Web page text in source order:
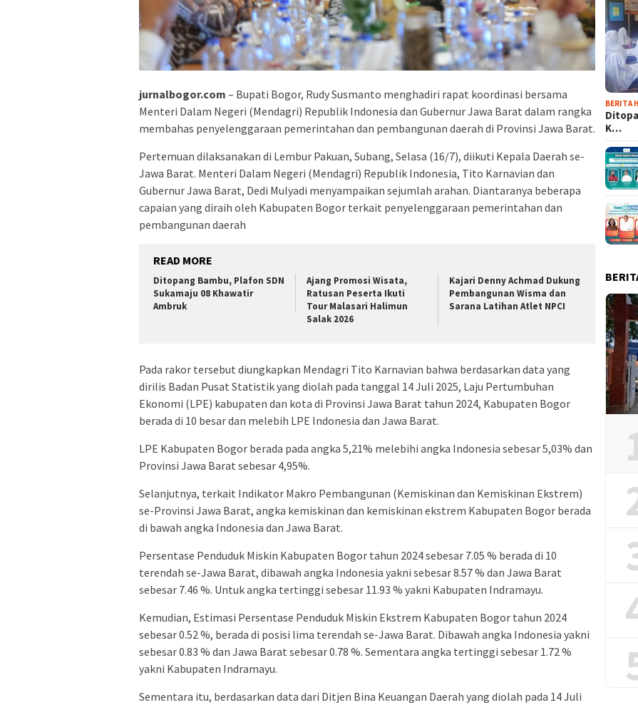
jurnalbogor.com – Bupati Bogor, Rudy Susmanto menghadiri rapat koordinasi bersama
Menteri Dalam Negeri (Mendagri) Republik Indonesia dan Gubernur Jawa Barat dalam rangka
membahas penyelenggaraan pemerintahan dan pembangunan daerah di Provinsi Jawa Barat.
Pertemuan dilaksanakan di Lembur Pakuan, Subang, Selasa (16/7), diikuti Kepala Daerah se-
Jawa Barat. Menteri Dalam Negeri (Mendagri) Republik Indonesia, Tito Karnavian dan
Gubernur Jawa Barat, Dedi Mulyadi menyampaikan sejumlah arahan. Diantaranya beberapa
capaian yang diraih oleh Kabupaten Bogor terkait penyelenggaraan pemerintahan dan
pembangunan daerah
READ MORE
Ditopang Bambu, Plafon SDN
Sukamaju 08 Khawatir
Ambruk
Ajang Promosi Wisata,
Ratusan Peserta Ikuti
Tour Malasari Halimun
Salak 2026
Kajari Denny Achmad Dukung
Pembangunan Wisma dan
Sarana Latihan Atlet NPCI
Pada rakor tersebut diungkapkan Mendagri Tito Karnavian bahwa berdasarkan data yang
dirilis Badan Pusat Statistik yang diolah pada tanggal 14 Juli 2025, Laju Pertumbuhan
Ekonomi (LPE) kabupaten dan kota di Provinsi Jawa Barat tahun 2024, Kabupaten Bogor
berada di 10 besar dan melebih LPE Indonesia dan Jawa Barat.
LPE Kabupaten Bogor berada pada angka 5,21% melebihi angka Indonesia sebesar 5,03% dan
Provinsi Jawa Barat sebesar 4,95%.
Selanjutnya, terkait Indikator Makro Pembangunan (Kemiskinan dan Kemiskinan Ekstrem)
se-Provinsi Jawa Barat, angka kemiskinan dan kemiskinan ekstrem Kabupaten Bogor berada
di bawah angka Indonesia dan Jawa Barat.
Persentase Penduduk Miskin Kabupaten Bogor tahun 2024 sebesar 7.05 % berada di 10
terendah se-Jawa Barat, dibawah angka Indonesia yakni sebesar 8.57 % dan Jawa Barat
sebesar 7.46 %. Untuk angka tertinggi sebesar 11.93 % yakni Kabupaten Indramayu.
Kemudian, Estimasi Persentase Penduduk Miskin Ekstrem Kabupaten Bogor tahun 2024
sebesar 0.52 %, berada di posisi lima terendah se-Jawa Barat. Dibawah angka Indonesia yakni
sebesar 0.83 % dan Jawa Barat sebesar 0.78 %. Sementara angka tertinggi sebesar 1.72 %
yakni Kabupaten Indramayu.
Sementara itu, berdasarkan data dari Ditjen Bina Keuangan Daerah yang diolah pada 14 Juli
BERITA
K…